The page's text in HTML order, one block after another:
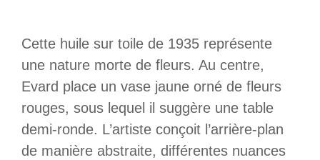
Cette huile sur toile de 1935 représente
une nature morte de fleurs. Au centre,
Evard place un vase jaune orné de fleurs
rouges, sous lequel il suggère une table
demi-ronde. L’artiste conçoit l’arrière-plan
de manière abstraite, différentes nuances